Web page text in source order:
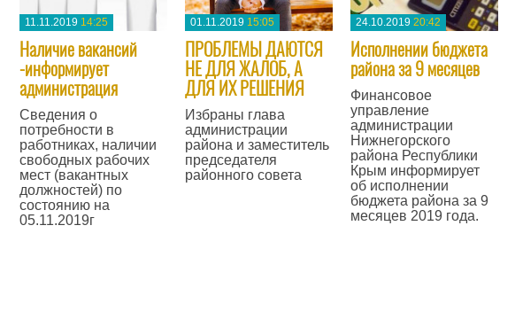
11.11.2019 14:25
Наличие вакансий
-информирует
администрация
Сведения о
потребности в
работниках, наличии
свободных рабочих
мест (вакантных
должностей) по
состоянию на
05.11.2019г
01.11.2019 15:05
ПРОБЛЕМЫ ДАЮТСЯ
НЕ ДЛЯ ЖАЛОБ, А
ДЛЯ ИХ РЕШЕНИЯ
Избраны глава
администрации
района и заместитель
председателя
районного совета
24.10.2019 20:42
Исполнении бюджета
района за 9 месяцев
​Финансовое
управление
администрации
Нижнегорского
района Республики
Крым информирует
об исполнении
бюджета района за 9
месяцев 2019 года.